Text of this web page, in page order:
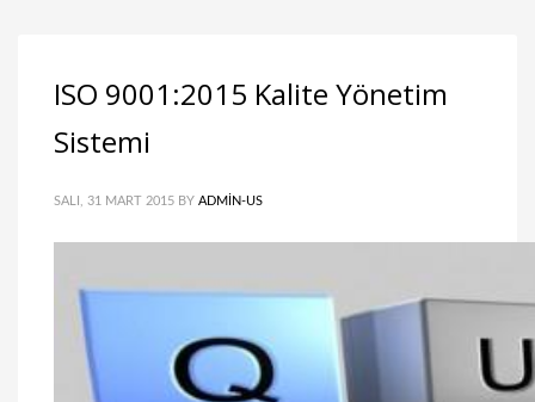
ISO 9001:2015 Kalite Yönetim
Sistemi
SALI, 31 MART 2015 BY ADMIN-US